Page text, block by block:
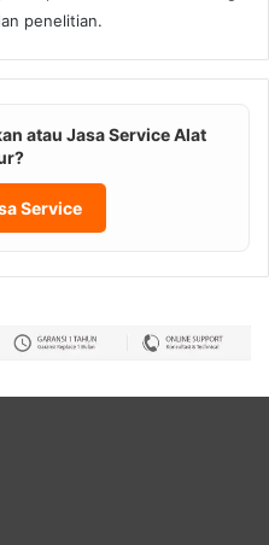
penelitian.
atau Jasa Service Alat
Service